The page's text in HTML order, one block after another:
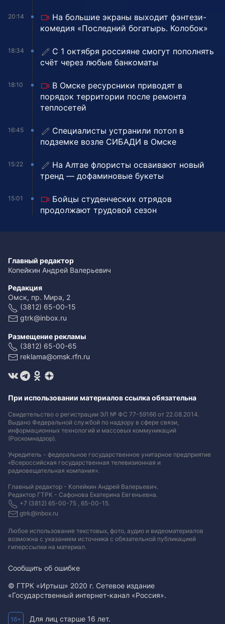
20:14
На большие экраны выходит фэнтези-
комедия «Последний богатырь. Колобок»
18:34
С 1 октября россияне смогут пополнять
счёт через любые банкоматы
18:10
В Омске ресурсники приводят в
порядок территории после ремонта
теплосетей
16:45
Специалисты устранили потоп в
подземке возле СИБАДИ в Омске
15:22
На Алтае флористы осваивают новый
тренд — дофаминовые букеты
15:01
Бойцы студенческих отрядов
продолжают трудовой сезон
Главный редактор
Копейкин Андрей Валерьевич
Редакция
Омск, пр. Мира, 2
(3812) 65-00-15
gtrk@inbox.ru
Размещение рекламы
(3812) 65-00-65
reklama@omsk.rfn.ru
При использовании материалов ссылка обязательна
Свидетельство о регистрации ЭЛ № ФС 77-59166 от 22.08.2014.
Выдано Федеральной службой по надзору в сфере связи,
информационных технологий и массовых коммуникаций
(Роскомнадзор).
Учредитель - федеральное государственное унитарное предприятие
«Всероссийская государственная телевизионная и
радиовещательная компания».
Главный редактор - Копейкин Андрей Валерьевич.
Редактор ГТРК - Сафонова Екатерина Евгеньевна.
+7 (3812) 65-00-75 , 65-00-15.
gtrk@inbox.ru
Любое использование текстовых, фото, аудио и видеоматериалов
возможна с указанием источника с обязательной публикацией
гиперссылки на материал.
Сообщить об ошибке
© ГТРК «Иртыш» 2020 г. Сетевое издание
«Государственный интернет-канал «Россия».
16+ Для лиц старше 16 лет.